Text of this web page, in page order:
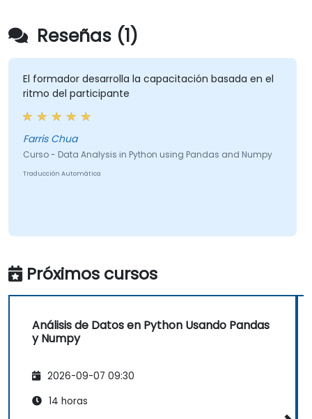
Reseñas (1)
El formador desarrolla la capacitación basada en el
ritmo del participante
Farris Chua
Curso - Data Analysis in Python using Pandas and Numpy
Traducción Automática
Próximos cursos
Análisis de Datos en Python Usando Pandas
y Numpy
2026-09-07 09:30
14 horas